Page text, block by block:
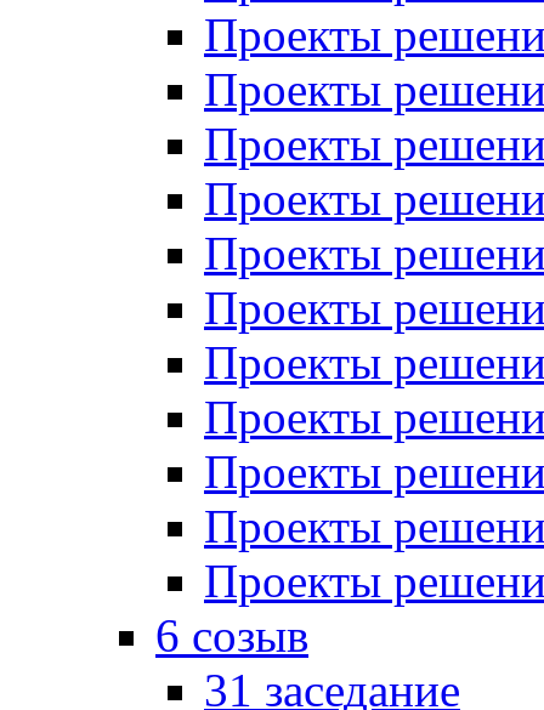
Проекты
Проекты
Проекты
Проекты
Проекты
Проекты
Проекты
Проекты
Проекты
Проекты
Проекты
6 созыв
31 заседание